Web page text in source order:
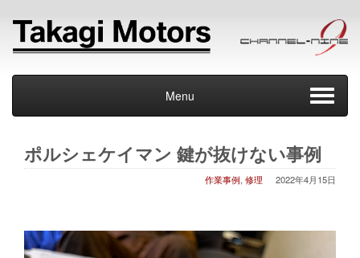
Menu
ポルシェケイマン 鍵が抜けない事例
2022年4月15日
作業事例, 修理